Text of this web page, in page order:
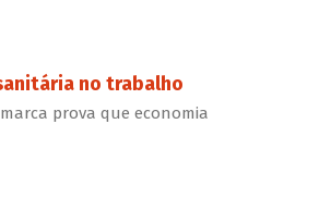
no trabalho
prova que economia